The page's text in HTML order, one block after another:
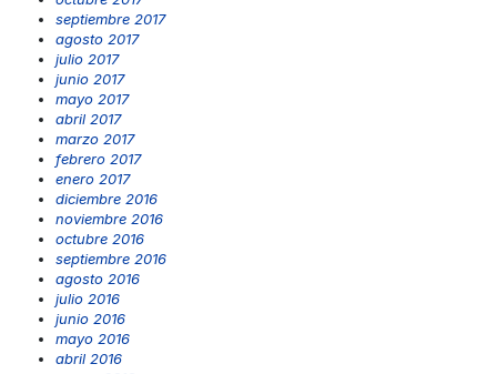
septiembre 2017
agosto 2017
julio 2017
junio 2017
mayo 2017
abril 2017
marzo 2017
febrero 2017
enero 2017
diciembre 2016
noviembre 2016
octubre 2016
septiembre 2016
agosto 2016
julio 2016
junio 2016
mayo 2016
abril 2016